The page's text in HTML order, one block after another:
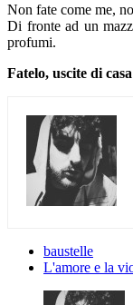
Non fate come me,
Di fronte ad un
profumi.
Fatelo, uscite di
baustelle
L'amore e la